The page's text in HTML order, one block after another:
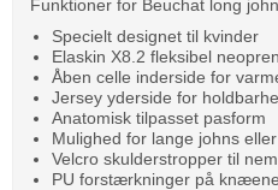
Funktioner for Beuchat long
Specielt designet til kvinder
Elaskin X8.2 fleksibel neopren
Åben celle inderside for
Jersey yderside for
Anatomisk tilpasset pasform
Mulighed for lange johns
Velcro skulderstropper til
PU forstærkninger på